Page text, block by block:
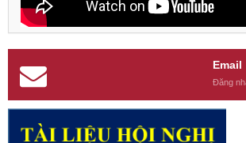
Email
Đăng